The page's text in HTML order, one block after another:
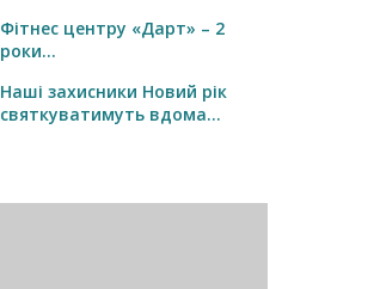
Фітнес центру «Дарт» – 2
роки...
Наші захисники Новий рік
святкуватимуть вдома...